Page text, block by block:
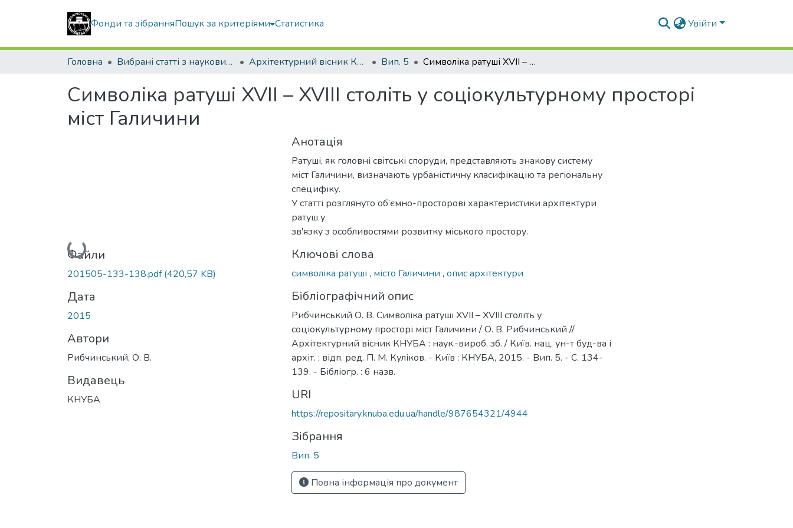
Фонди та зібранняПошук за критеріями Статистика Увійти
Головна Вибрані статті з наукових збірників КНУБА Архітектурний вісник КНУБА Вип. 5 Символіка ратуші XVII – XVIII століть у соціокультурному просторі міст Галичини
Символіка ратуші XVII – XVIII століть у соціокультурному просторі
міст Галичини
Вантажиться...
Файли
201505-133-138.pdf(420,57 KB)
Дата
2015
Автори
Рибчинський, О. В.
Видавець
КНУБА
Анотація
Ратуші, як головні світські споруди, представляють знакову систему
міст Галичини, визначають урбаністичну класифікацію та регіональну
специфіку.
У статті розглянуто об’ємно-просторові характеристики архітектури
ратуш у
зв'язку з особливостями розвитку міського простору.
Ключові слова
символіка ратуші , місто Галичини , опис архітектури
Бібліографічний опис
Рибчинський О. В. Символіка ратуші XVII – XVIII століть у
соціокультурному просторі міст Галичини / О. В. Рибчинський //
Архітектурний вісник КНУБА : наук.-вироб. зб. / Київ. нац. ун-т буд-ва і
архіт. ; відп. ред. П. М. Куліков. - Київ : КНУБА, 2015. - Вип. 5. - С. 134-
139. - Бібліогр. : 6 назв.
URI
https://repositary.knuba.edu.ua/handle/987654321/4944
Зібрання
Вип. 5
Повна інформація про документ